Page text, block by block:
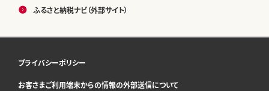
ふるさと納税ナビ（外部サイト）
プライバシーポリシー
お客さまご利用端末からの情報の外部送信について